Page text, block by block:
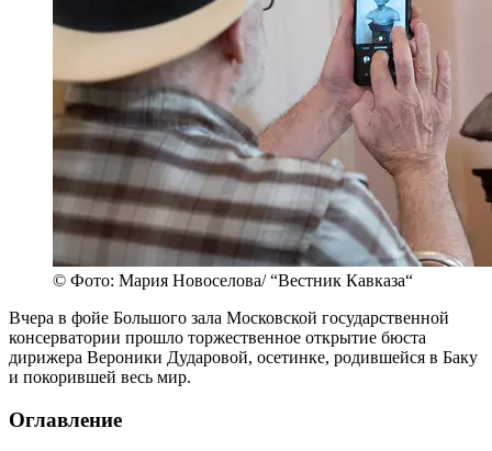
© Фото: Мария Новоселова/ “Вестник Кавказа“
Вчера в фойе Большого зала Московской государственной
консерватории прошло торжественное открытие бюста
дирижера Вероники Дударовой, осетинке, родившейся в Баку
и покорившей весь мир.
Оглавление